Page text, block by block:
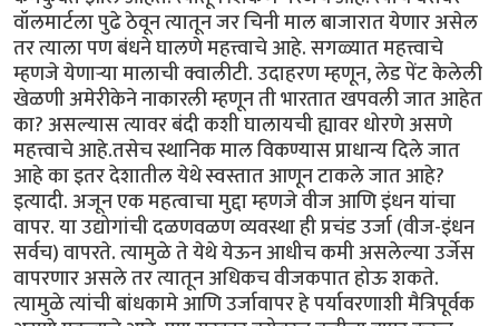
वॉलमार्टला पुढे ठेवून त्यातून जर चिनी माल बाजारात येणार असेल
तर त्याला पण बंधने घालणे महत्त्वाचे आहे. सगळ्यात महत्त्वाचे
म्हणजे येणार्‍या मालाची क्वालीटी. उदाहरण म्हणून, लेड पेंट केलेली
खेळणी अमेरीकेने नाकारली म्हणून ती भारतात खपवली जात आहेत
का? असल्यास त्यावर बंदी कशी घालायची ह्यावर धोरणे असणे
महत्त्वाचे आहे.तसेच स्थानिक माल विकण्यास प्राधान्य दिले जात
आहे का इतर देशातील येथे स्वस्तात आणून टाकले जात आहे?
इत्यादी. अजून एक महत्वाचा मुद्दा म्हणजे वीज आणि इंधन यांचा
वापर. या उद्योगांची दळणवळण व्यवस्था ही प्रचंड उर्जा (वीज-इंधन
सर्वच) वापरते. त्यामुळे ते येथे येऊन आधीच कमी असलेल्या उर्जेस
वापरणार असले तर त्यातून अधिकच वीजकपात होऊ शकते.
त्यामुळे त्यांची बांधकामे आणि उर्जावापर हे पर्यावरणाशी मैत्रिपूर्वक